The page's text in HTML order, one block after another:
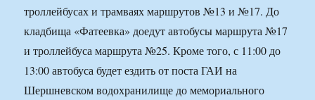
троллейбусах и трамваях маршрутов №13 и №17. До
кладбища «Фатеевка» доедут автобусы маршрута №17
и троллейбуса маршрута №25. Кроме того, с 11:00 до
13:00 автобуса будет ездить от поста ГАИ на
Шершневском водохранилище до мемориального